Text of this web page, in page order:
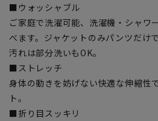
■ウォッシャブル
ご家庭で洗濯可能、洗濯機・シャワ
べます。ジャケットのみパンツだけ
汚れは部分洗いもOK。
■ストレッチ
身体の動きを妨げない快適な伸縮性
ト。
■折り目スッキリ